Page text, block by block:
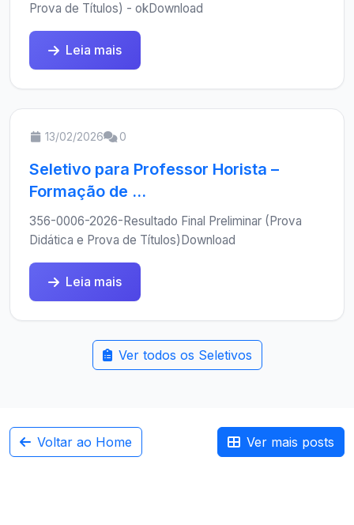
Prova de Títulos) - okDownload
Leia mais
13/02/2026 0
Seletivo para Professor Horista –
Formação de ...
356-0006-2026-Resultado Final Preliminar (Prova
Didática e Prova de Títulos)Download
Leia mais
Ver todos os Seletivos
Voltar ao Home Ver mais posts